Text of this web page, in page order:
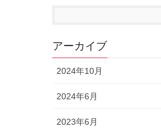
アーカイブ
2024年10月
2024年6月
2023年6月